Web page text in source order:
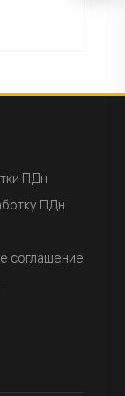
ПДн
ПДн
соглашение